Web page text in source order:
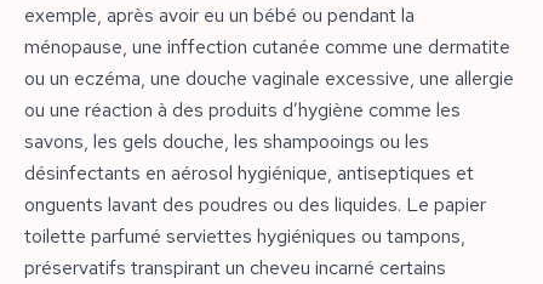
exemple, après avoir eu un bébé ou pendant la
ménopause, une inffection cutanée comme une dermatite
ou un eczéma, une douche vaginale excessive, une allergie
ou une réaction à des produits d’hygiène comme les
savons, les gels douche, les shampooings ou les
désinfectants en aérosol hygiénique, antiseptiques et
onguents lavant des poudres ou des liquides. Le papier
toilette parfumé serviettes hygiéniques ou tampons,
préservatifs transpirant un cheveu incarné certains